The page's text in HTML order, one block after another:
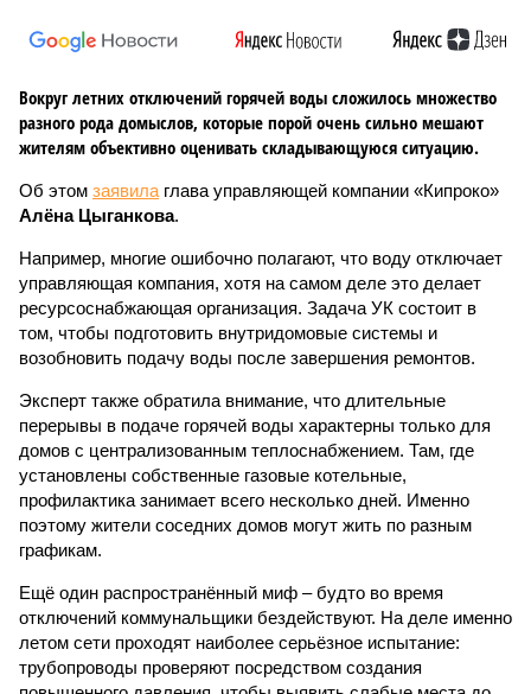
Вокруг летних отключений горячей воды сложилось множество
разного рода домыслов, которые порой очень сильно мешают
жителям объективно оценивать складывающуюся ситуацию.
Об этом заявила глава управляющей компании «Кипроко»
Алёна Цыганкова.
Например, многие ошибочно полагают, что воду отключает
управляющая компания, хотя на самом деле это делает
ресурсоснабжающая организация. Задача УК состоит в
том, чтобы подготовить внутридомовые системы и
возобновить подачу воды после завершения ремонтов.
Эксперт также обратила внимание, что длительные
перерывы в подаче горячей воды характерны только для
домов с централизованным теплоснабжением. Там, где
установлены собственные газовые котельные,
профилактика занимает всего несколько дней. Именно
поэтому жители соседних домов могут жить по разным
графикам.
Ещё один распространённый миф – будто во время
отключений коммунальщики бездействуют. На деле именно
летом сети проходят наиболее серьёзное испытание:
трубопроводы проверяют посредством создания